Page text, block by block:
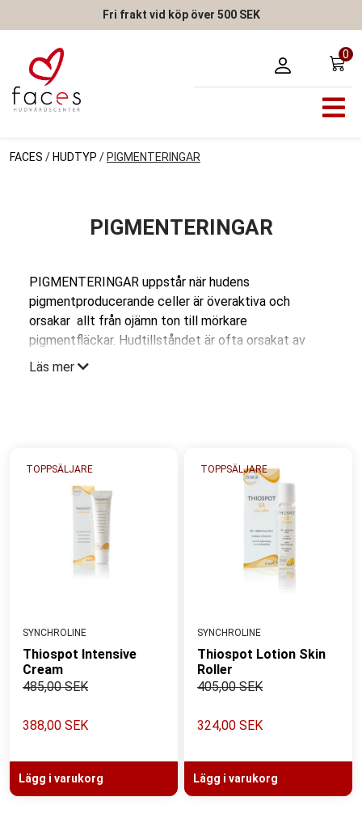
Fri frakt vid köp över 500 SEK
0
FACES / HUDTYP / PIGMENTERINGAR
PIGMENTERINGAR
PIGMENTERINGAR uppstår när hudens
pigmentproducerande celler är överaktiva och
orsakar allt från ojämn ton till mörkare
pigmentfläckar. Hudtillståndet är ofta orsakat av
solskador, hormonella förändringar eller inflammation.
cellernas DNA negativt. Rätt strategi att reducera är
att använda produkter som bromsar pigmentbildning,
reparerar DNA-skador, ökar cellförnyelsen och ger
skydd mot ytterligare uv-exponering för klarare hud
med utjämnad hudton över tid.
Använd alltid solskydd, även under
pigmenthämmande ingredienser
Läs mer
TOPPSÄLJARE
SYNCHROLINE
Thiospot Intensive
Cream
485,00 SEK
388,00 SEK
Lägg i varukorg
TOPPSÄLJARE
SYNCHROLINE
Thiospot Lotion Skin
Roller
405,00 SEK
324,00 SEK
Lägg i varukorg